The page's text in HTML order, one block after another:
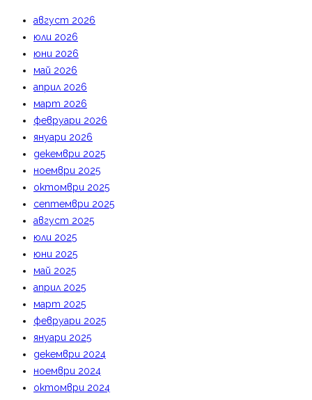
август 2026
юли 2026
юни 2026
май 2026
април 2026
март 2026
февруари 2026
януари 2026
декември 2025
ноември 2025
октомври 2025
септември 2025
август 2025
юли 2025
юни 2025
май 2025
април 2025
март 2025
февруари 2025
януари 2025
декември 2024
ноември 2024
октомври 2024